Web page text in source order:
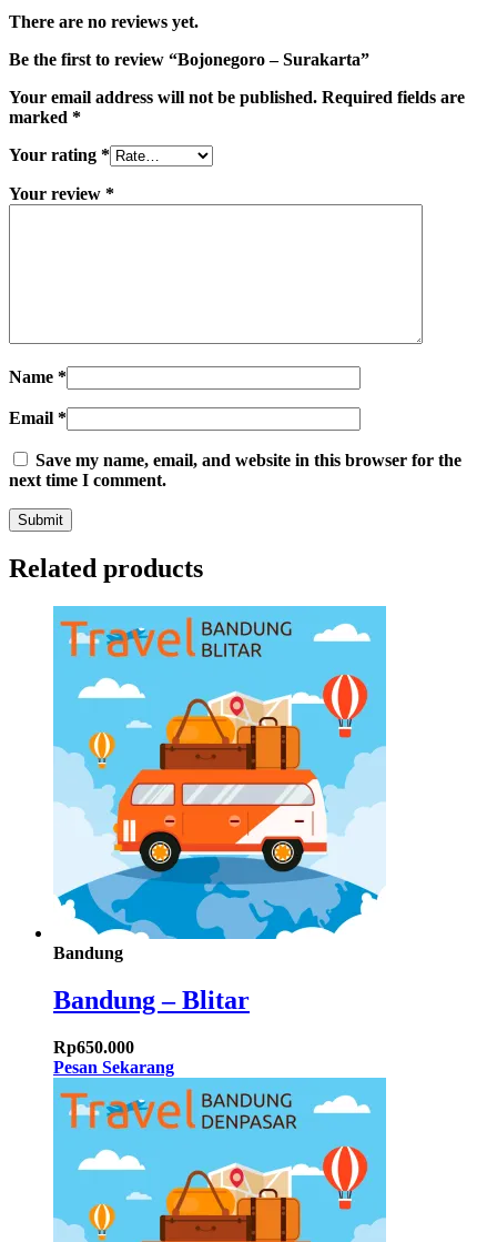
There are no reviews yet.
Be the first to review “Bojonegoro – Surakarta”
Your email address will not be published. Required fields are
marked *
Your rating *
Your review *
Name *
Email *
Save my name, email, and website in this browser for the
next time I comment.
Related products
Bandung
Bandung – Blitar
Rp650.000
Pesan Sekarang